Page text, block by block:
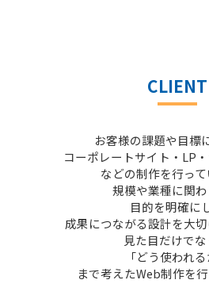
CLIENT
お客様の課題や目標
コーポレートサイト・LP
などの制作を行って
規模や業種に関わ
目的を明確にし
成果につながる設計を大切
見た目だけでな
「どう使われる
まで考えたWeb制作を行